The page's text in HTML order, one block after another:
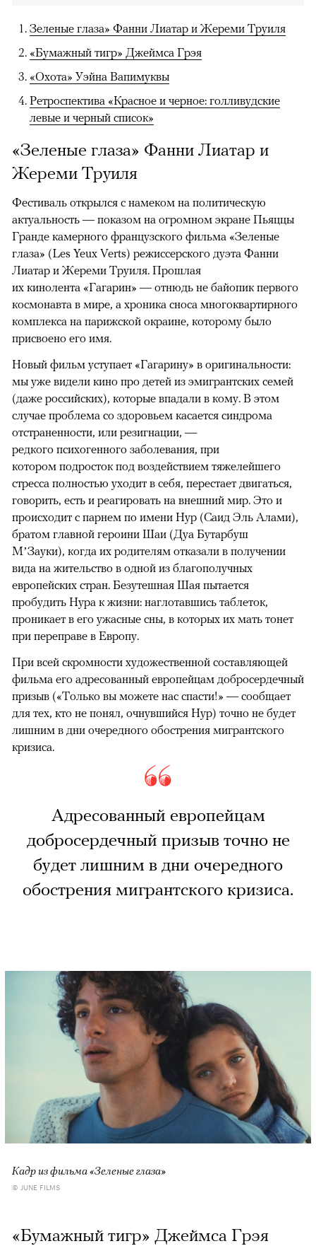
Зеленые глаза» Фанни Лиатар и Жереми Труиля
«Бумажный тигр» Джеймса Грэя
«Охота» Уэйна Вапимуквы
Ретроспектива «Красное и черное: голливудские
левые и черный список»
«Зеленые глаза» Фанни Лиатар и
Жереми Труиля
Фестиваль открылся с намеком на политическую
актуальность — показом на огромном экране Пьяццы
Гранде камерного французского фильма «Зеленые
глаза» (Les Yeux Verts) режиссерского дуэта Фанни
Лиатар и Жереми Труиля. Прошлая
их кинолента «Гагарин» — отнюдь не байопик первого
космонавта в мире, а хроника сноса многоквартирного
комплекса на парижской окраине, которому было
присвоено его имя.
Новый фильм уступает «Гагарину» в оригинальности:
мы уже видели кино про детей из эмигрантских семей
(даже российских), которые впадали в кому. В этом
случае проблема со здоровьем касается синдрома
отстраненности, или резигнации, —
редкого психогенного заболевания, при
котором подросток под воздействием тяжелейшего
стресса полностью уходит в себя, перестает двигаться,
говорить, есть и реагировать на внешний мир. Это и
происходит с парнем по имени Нур (Саид Эль Алами),
братом главной героини Шаи (Дуа Бутарбуш
М’Зауки), когда их родителям отказали в получении
вида на жительство в одной из благополучных
европейских стран. Безутешная Шая пытается
пробудить Нура к жизни: наглотавшись таблеток,
проникает в его ужасные сны, в которых их мать тонет
при переправе в Европу.
При всей скромности художественной составляющей
фильма его адресованный европейцам добросердечный
призыв («Только вы можете нас спасти!» — сообщает
для тех, кто не понял, очнувшийся Нур) точно не будет
лишним в дни очередного обострения мигрантского
кризиса.
Адресованный европейцам
добросердечный призыв точно не
будет лишним в дни очередного
обострения мигрантского кризиса.
Кадр из фильма «Зеленые глаза»
© JUNE FILMS
«Бумажный тигр» Джеймса Грэя